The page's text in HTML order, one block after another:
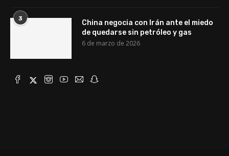
3
China negocia con Irán ante el miedo
de quedarse sin petróleo y gas
6 de marzo de 2026